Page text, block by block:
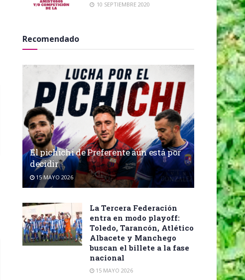
10 SEPTIEMBRE 2020
Recomendado
El pichichi de Preferente aún está por
decidir
15 MAYO 2026
La Tercera Federación
entra en modo playoff:
Toledo, Tarancón, Atlético
Albacete y Manchego
buscan el billete a la fase
nacional
15 MAYO 2026